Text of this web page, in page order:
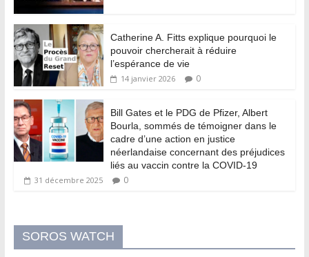
Catherine A. Fitts explique pourquoi le
pouvoir chercherait à réduire
l’espérance de vie
14 janvier 2026 0
Bill Gates et le PDG de Pfizer, Albert
Bourla, sommés de témoigner dans le
cadre d’une action en justice
néerlandaise concernant des préjudices
liés au vaccin contre la COVID-19
31 décembre 2025 0
SOROS WATCH